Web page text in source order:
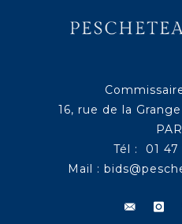
16, rue de la
Tél : 01
Mail :